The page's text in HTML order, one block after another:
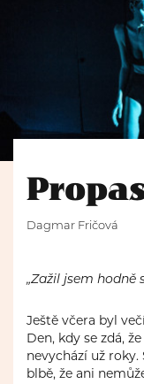
Dagmar Fričová
„Zažil jsem hodně
Ještě včera byl
Den, kdy se zdá,
nevychází už
blbě, že ani